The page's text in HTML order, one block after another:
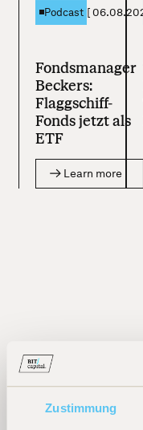
Zustimmung
Podcast [
Fondsmanager
Beckers:
Flaggschiff-
Fonds jetzt als
ETF
Learn more